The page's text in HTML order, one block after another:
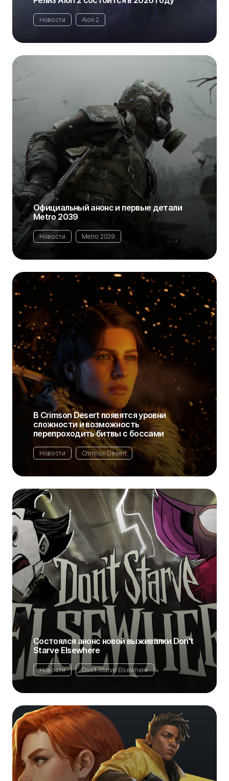
Новости Aion 2
Официальный анонс и первые детали
Metro 2039
Новости Metro 2039
В Crimson Desert появятся уровни
сложности и возможность
перепроходить битвы с боссами
Новости Crimson Desert
Состоялся анонс новой выживалки Don't
Starve Elsewhere
Новости Don't Starve Elsewhere